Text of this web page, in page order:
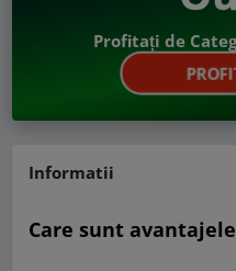
Profitați de
Informatii
Care sunt